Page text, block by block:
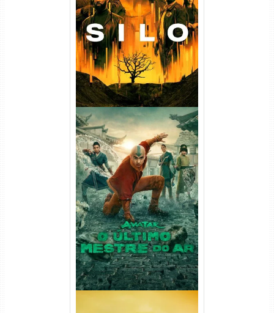
Silo 1ª Temporada Torrent
(2023) WEB-DL
720p/1080p/4K Dual Áudio
Avatar: O Último Mestre do
Ar 2ª Temporada Torrent
(2026) WEB-DL 1080p Dual
Áudio